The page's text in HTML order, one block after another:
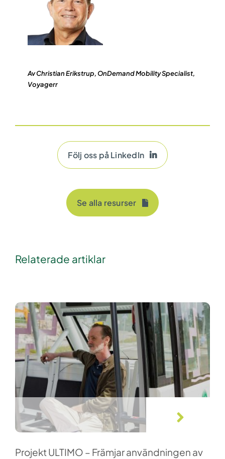
Av Christian Erikstrup, OnDemand Mobility Specialist,
Voyagerr
Följ oss på LinkedIn
Se alla resurser
Relaterade artiklar
ARTIKLAR
Projekt ULTIMO – Främjar användningen av